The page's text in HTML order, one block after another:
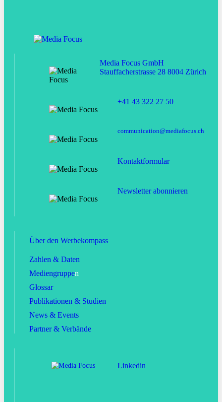
Media Focus GmbH
Stauffacherstrasse 28 8004 Zürich
+41 43 322 27 50
communication@mediafocus.ch
Kontaktformular
Newsletter abonnieren
Über den Werbekompass
Zahlen & Daten
Mediengruppen
Glossar
Publikationen & Studien
News & Events
Partner & Verbände
Linkedin